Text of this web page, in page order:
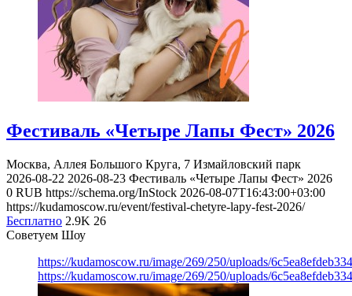
Фестиваль «Четыре Лапы Фест» 2026
Москва, Аллея Большого Круга, 7 Измайловский парк
2026-08-22 2026-08-23 Фестиваль «Четыре Лапы Фест» 2026
0 RUB https://schema.org/InStock 2026-08-07T16:43:00+03:00
https://kudamoscow.ru/event/festival-chetyre-lapy-fest-2026/
Бесплатно 2.9K 26
Советуем Шоу
https://kudamoscow.ru/image/269/250/uploads/
https://kudamoscow.ru/image/269/250/uploads/